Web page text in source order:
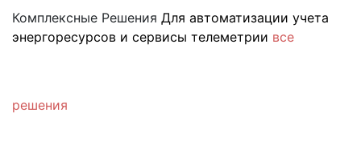
Комплексные Решения Для автоматизации учета
энергоресурсов и сервисы телеметрии все
решения